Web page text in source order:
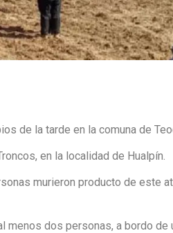
de la tarde en la comuna de
en la localidad de Hualpín.
murieron producto de este
dos personas, a bordo de